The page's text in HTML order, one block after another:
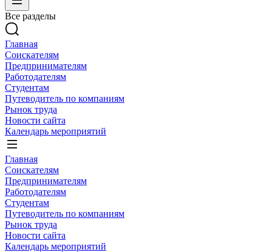
Все разделы
Главная
Соискателям
Предпринимателям
Работодателям
Студентам
Путеводитель по компаниям
Рынок труда
Новости сайта
Календарь мероприятий
Главная
Соискателям
Предпринимателям
Работодателям
Студентам
Путеводитель по компаниям
Рынок труда
Новости сайта
Календарь мероприятий